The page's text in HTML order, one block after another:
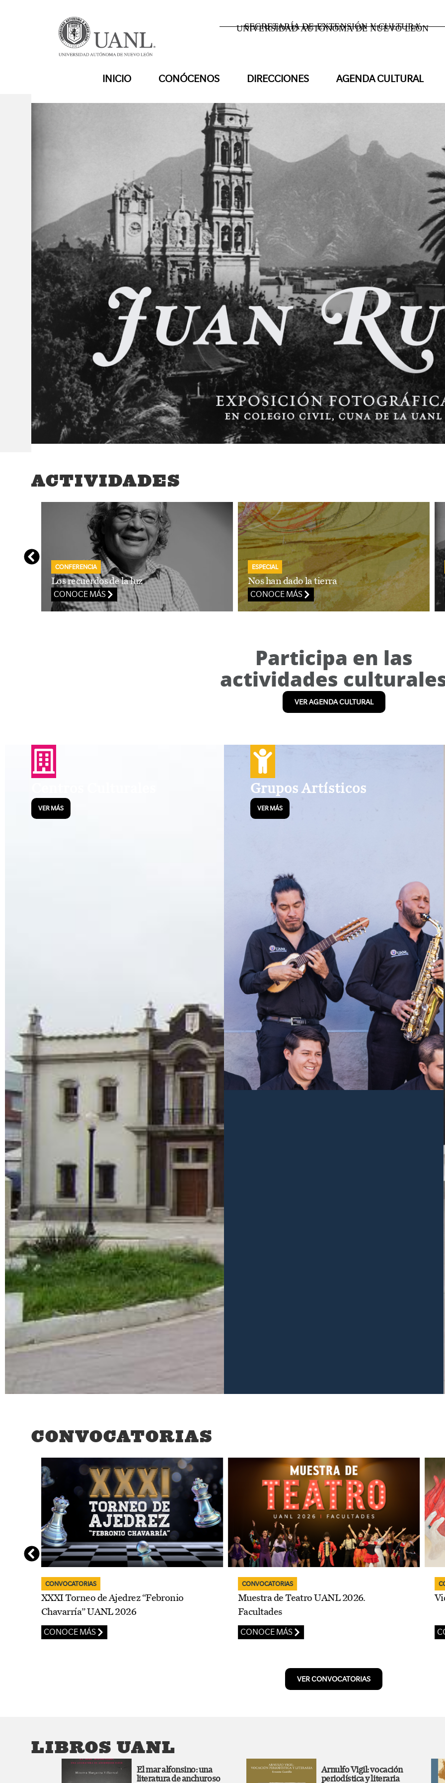
UNIVERSIDAD AUTÓNOMA DE NUEVO LEÓN
SECRETARÍA DE EXTENSIÓN Y CULTURA
INICIO CONÓCENOS DIRECCIONES AGENDA CULTURAL
ACTIVIDADES
CONFERENCIA
Los recuerdos de la luz
CONOCE MÁS
ESPECIAL
Nos han dado la tierra
CONOCE MÁS
Participa en las
actividades
VER AGENDA CULTURAL
VER MÁS
Grupos Artísticos
VER MÁS
CONVOCATORIAS
CONVOCATORIAS
Muestra de Teatro UANL 2026.
Facultades
CONOCE MÁS
CONVOCATORIAS
Vidas que dejan huella
CONOCE MÁS
VER CONVOCATORIAS
LIBROS UANL
El mar alfonsino: una
literatura de anchuroso
Arnulfo Vigil: vocación
periodística y literaria